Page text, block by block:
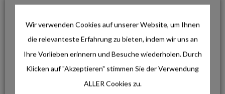
Reise & Inspiration
Gipfelglück, Panoramawegen und
genussvollen Radtouren
Produkte
Wir verwenden Cookies auf unserer Website, um Ihnen
die relevanteste Erfahrung zu bieten, indem wir uns an
Ihre Vorlieben erinnern und Besuche wiederholen. Durch
Klicken auf "Akzeptieren" stimmen Sie der Verwendung
ALLER Cookies zu.